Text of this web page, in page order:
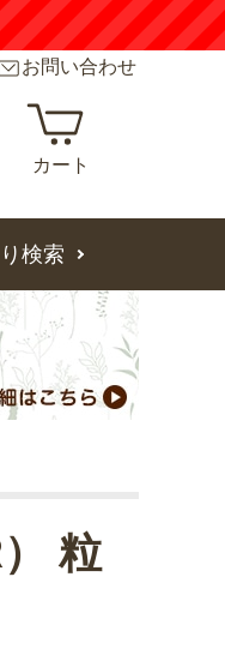
お問い合わせ
カート
検索
粒